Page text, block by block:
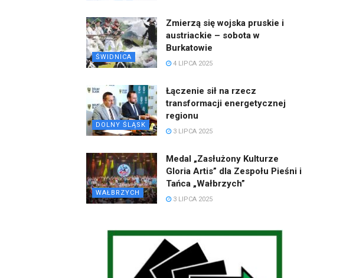
ŚWIDNICA
Zmierzą się wojska pruskie i
austriackie – sobota w
Burkatowie
4 LIPCA 2025
DOLNY ŚLĄSK
Łączenie sił na rzecz
transformacji energetycznej
regionu
3 LIPCA 2025
WAŁBRZYCH
Medal „Zasłużony Kulturze
Gloria Artis” dla Zespołu Pieśni i
Tańca „Wałbrzych”
3 LIPCA 2025